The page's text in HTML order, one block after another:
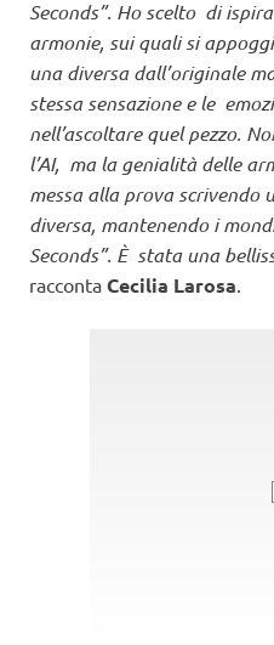
Seconds”. Ho scelto di
armonie, sui quali si
una diversa dall’originale
stessa sensazione e le
nell’ascoltare quel pezzo.
l’AI, ma la genialità delle
messa alla prova
diversa, mantenendo i
Seconds”. È stata una
racconta Cecilia Larosa